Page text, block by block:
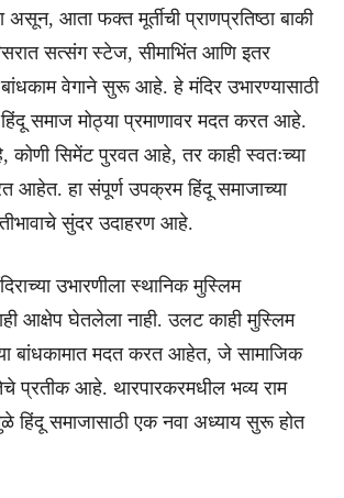
असून, आता फक्त मूर्तीची प्राणप्रतिष्ठा बाकी
सत्संग स्टेज, सीमाभिंत आणि इतर
वेगाने सुरू आहे. हे मंदिर उभारण्यासाठी
हिंदू समाज मोठ्या प्रमाणावर मदत करत आहे.
कोणी सिमेंट पुरवत आहे, तर काही स्वतःच्या
आहेत. हा संपूर्ण उपक्रम हिंदू समाजाच्या
सुंदर उदाहरण आहे.
उभारणीला स्थानिक मुस्लिम
आक्षेप घेतलेला नाही. उलट काही मुस्लिम
बांधकामात मदत करत आहेत, जे सामाजिक
प्रतीक आहे. थारपारकरमधील भव्य राम
हिंदू समाजासाठी एक नवा अध्याय सुरू होत